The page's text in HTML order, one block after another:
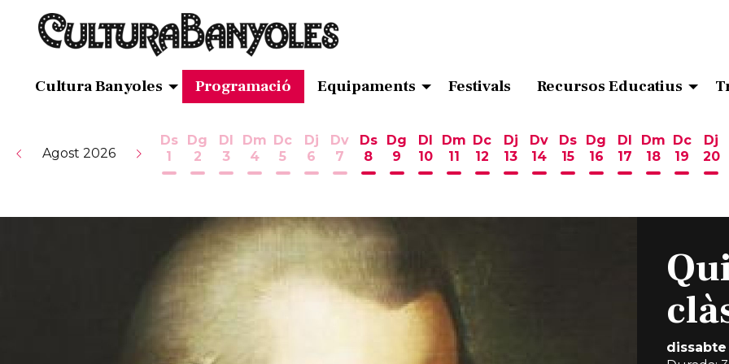
Cultura Banyoles Programació Equipaments Festivals Recursos Educatius
Agost 2026
Ds
1
Dissabte 1 d'agost
Dg
2
Diumenge 2 d'agost
Dl
3
Dilluns 3 d'agost
Dm
4
Dimarts 4 d'agost
Dc
5
Dimecres 5 d'agost
Dj
6
Dijous 6 d'agost
Dv
7
Divendres 7 d'agost
Ds
8
Dissabte 8 d'agost
Dg
9
Diumenge 9 d'agost
Dl
10
Dilluns 10 d'agost
Dm
11
Dimarts 11 d'agost
Dc
12
Dimecres 12 d'agost
Dj
13
Dijous 13 d'agost
Dv
14
Divendres 14 d'agost
Ds
15
Dissabte 15 d'agost
Dg
16
Diumenge 16
Dl
17
Dilluns 17
Dm
18
Dimarts 18
Dc
19
Dj
20